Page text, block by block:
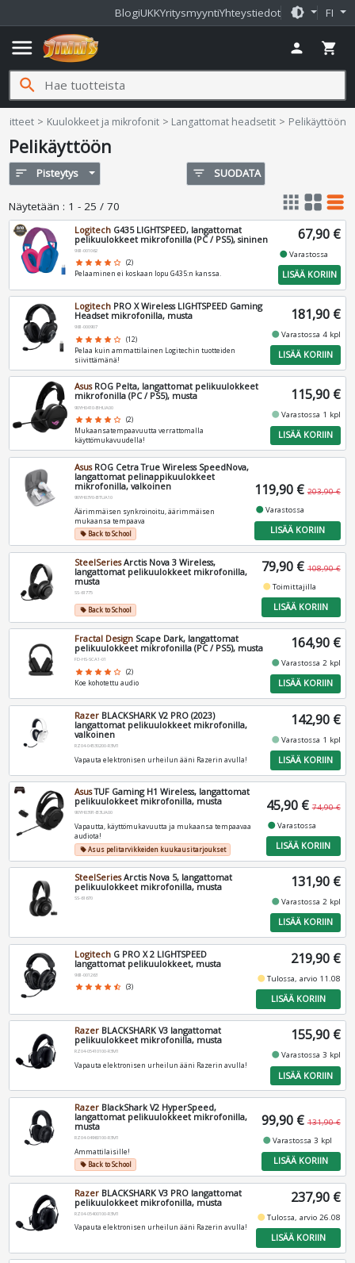
BlogiUKKYritysmyyntiYhteystiedot brightness_medium FI
menu person shopping_cart
search
Kuulokkeet ja mikrofonit Langattomat headsetit Pelikäyttöön
Pelikäyttöön
sort Pisteytys filter_list SUODATA
Näytetään : 1 - 25 / 70 apps grid_view table_rows
Logitech G435 LIGHTSPEED, langattomat
pelikuulokkeet mikrofonilla (PC / PS5), sininen
981-001062
star star star star star_border (2)
Pelaaminen ei koskaan lopu G435:n kanssa.
67,90 €
fiber_manual_recordVarastossa
LISÄÄ KORIIN
Logitech PRO X Wireless LIGHTSPEED Gaming
Headset mikrofonilla, musta
981-000907
star star star star star_border (12)
Pelaa kuin ammattilainen Logitechin tuotteiden
siivittämänä!
181,90 €
fiber_manual_recordVarastossa 4 kpl
LISÄÄ KORIIN
AsusROG Pelta, langattomat pelikuulokkeet
mikrofonilla (PC / PS5), musta
90YH0410-BHUA00
star star star star star_border (2)
Mukaansatempaavuutta verrattomalla
käyttömukavuudella!
115,90 €
fiber_manual_recordVarastossa 1 kpl
LISÄÄ KORIIN
AsusROG Cetra True Wireless SpeedNova,
langattomat pelinappikuulokkeet
mikrofonilla, valkoinen
90YH03Y0-BTUA10
Äärimmäisen synkroinoitu, äärimmäisen
mukaansa tempaava
local_offerBack to School
119,90 € 203,90 €
fiber_manual_recordVarastossa
LISÄÄ KORIIN
SteelSeriesArctis Nova 3 Wireless,
langattomat pelikuulokkeet mikrofonilla,
musta
SS-61775
local_offerBack to School
79,90 € 108,90 €
fiber_manual_recordToimittajilla
LISÄÄ KORIIN
Fractal Design Scape Dark, langattomat
pelikuulokkeet mikrofonilla (PC / PS5), musta
FD-HS-SCA1-01
star star star star star_border (2)
Koe kohotettu audio
164,90 €
fiber_manual_recordVarastossa 2 kpl
LISÄÄ KORIIN
Razer BLACKSHARK V2 PRO (2023)
langattomat pelikuulokkeet mikrofonilla,
valkoinen
RZ04-04530200-R3M1
Vapauta elektronisen urheilun ääni Razerin avulla!
142,90 €
fiber_manual_recordVarastossa 1 kpl
LISÄÄ KORIIN
AsusTUF Gaming H1 Wireless, langattomat
pelikuulokkeet mikrofonilla, musta
90YH0391-B3UA00
Vapautta, käyttömukavuutta ja mukaansa tempaavaa
audiota!
local_offerAsus pelitarvikkeiden kuukausitarjoukset
45,90 € 74,90 €
fiber_manual_recordVarastossa
LISÄÄ KORIIN
SteelSeriesArctis Nova 5, langattomat
pelikuulokkeet mikrofonilla, musta
SS-61670
131,90 €
fiber_manual_recordVarastossa 2 kpl
LISÄÄ KORIIN
Logitech G PRO X 2 LIGHTSPEED
langattomat pelikuulokkeet, musta
981-001263
star star star star star_half (3)
219,90 €
fiber_manual_recordTulossa, arvio 11.08
LISÄÄ KORIIN
Razer BLACKSHARK V3 langattomat
pelikuulokkeet mikrofonilla, musta
RZ04-05410100-R3M1
Vapauta elektronisen urheilun ääni Razerin avulla!
155,90 €
fiber_manual_recordVarastossa 3 kpl
LISÄÄ KORIIN
Razer BlackShark V2 HyperSpeed,
langattomat pelikuulokkeet mikrofonilla,
musta
RZ04-04960100-R3M1
Ammattilaisille!
local_offerBack to School
99,90 € 131,90 €
fiber_manual_recordVarastossa 3 kpl
LISÄÄ KORIIN
Razer BLACKSHARK V3 PRO langattomat
pelikuulokkeet mikrofonilla, musta
RZ04-05400100-R3M1
Vapauta elektronisen urheilun ääni Razerin avulla!
237,90 €
fiber_manual_recordTulossa, arvio 26.08
LISÄÄ KORIIN